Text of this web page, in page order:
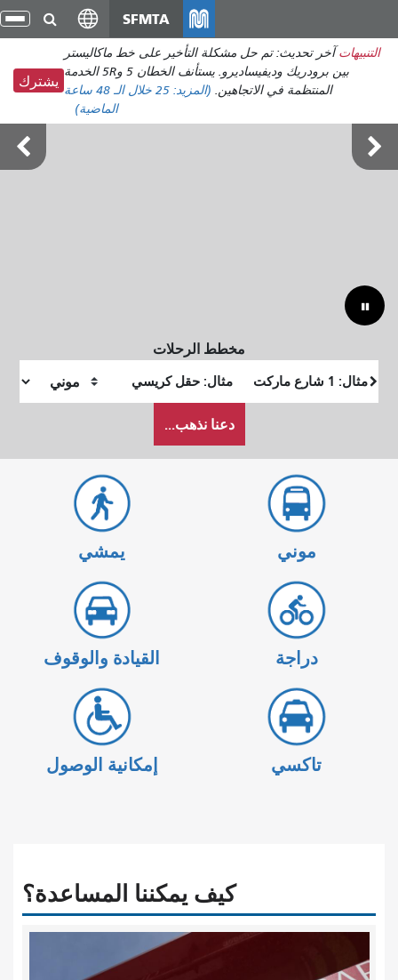
انتقل
إلى
المحتوى
الرئيسي
SFMTA
التنبيهات آخر تحديث: تم حل مشكلة التأخير على خط ماكاليستر
بين برودريك وديفيساديرو. يستأنف الخطان 5 و5R الخدمة
المنتظمة في الاتجاهين. (المزيد: 25
خلال الـ 48 ساعة
الماضية)
يشترك
مخطط الرحلات
البداية
النهاية
أرغب
في
دعنا نذهب...
موني يمشي
دراجة القيادة والوقوف
تاكسي إمكانية الوصول
كيف يمكننا المساعدة؟